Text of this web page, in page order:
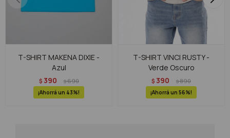
T-SHIRT MAKENA DIXIE -
Azul
$ 390 $690
43
T-SHIRT VINCI RUSTY -
Verde Oscuro
$ 390 $890
56